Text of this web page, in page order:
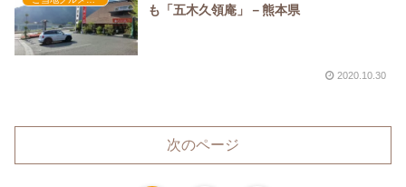
も「五木久領庵」－熊本県
2020.10.30
次のページ